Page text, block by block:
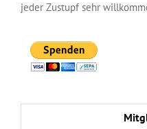
jeder Zustupf sehr